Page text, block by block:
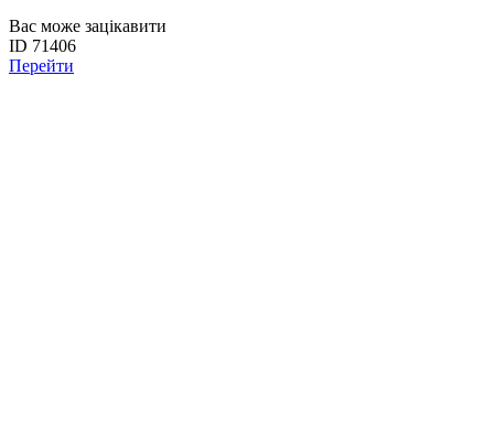
Вас може зацікавити
ID 71406
Перейти